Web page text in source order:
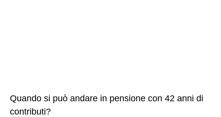
Quando si può andare in pensione con 42 anni di
contributi?